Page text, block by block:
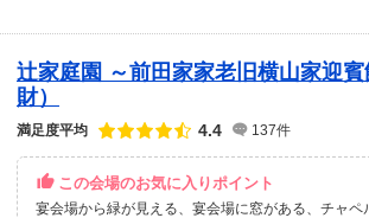
辻家庭園 ～前田家家老旧横山家迎
財）
満足度平均 点数
4.4 137件
この会場のお気に入りポイント
宴会場から緑が見える 宴会場に窓がある チャペ